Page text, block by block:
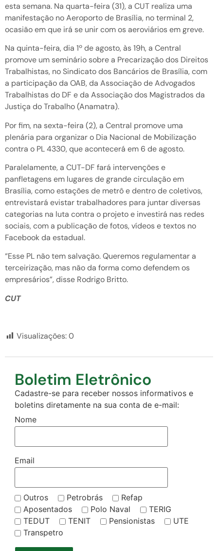
esta semana. Na quarta-feira (31), a CUT realiza uma
manifestação no Aeroporto de Brasília, no terminal 2,
ocasião em que irá se unir com os aeroviários em greve.
Na quinta-feira, dia 1º de agosto, às 19h, a Central
promove um seminário sobre a Precarização dos Direitos
Trabalhistas, no Sindicato dos Bancários de Brasília, com
a participação da OAB, da Associação de Advogados
Trabalhistas do DF e da Associação dos Magistrados da
Justiça do Trabalho (Anamatra).
Por fim, na sexta-feira (2), a Central promove uma
plenária para organizar o Dia Nacional de Mobilização
contra o PL 4330, que acontecerá em 6 de agosto.
Paralelamente, a CUT-DF fará intervenções e
panfletagens em lugares de grande circulação em
Brasília, como estações de metrô e dentro de coletivos,
entrevistará evistar trabalhadores para juntar diversas
categorias na luta contra o projeto e investirá nas redes
sociais, com a publicação de fotos, vídeos e textos no
Facebook da estadual.
“Esse PL não tem salvação. Queremos regulamentar a
terceirização, mas não da forma como defendem os
empresários”, disse Rodrigo Britto.
CUT
Visualizações:0
Boletim Eletrônico
Cadastre-se para receber nossos informativos e
boletins diretamente na sua conta de e-mail:
Nome
Email
Outros Petrobrás
Refap
Aposentados
Polo Naval
TERIG
TEDUT
TENIT Pensionistas
UTE
Transpetro